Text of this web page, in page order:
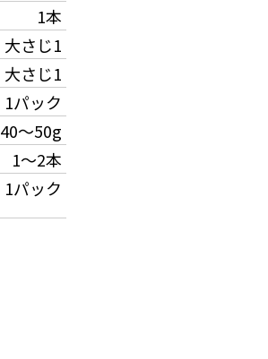
1本
大さじ1
大さじ1
1パック
40～50g
1～2本
1パック